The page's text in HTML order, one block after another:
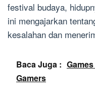
festival budaya,
ini mengajarkan
kesalahan dan
Baca Juga :
Gamers